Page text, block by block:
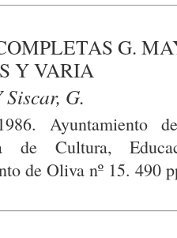
G.
Y VARIA
G.
de Cultura,
de Oliva nº 15. 490